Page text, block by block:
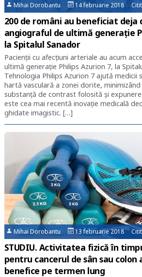
Mihai Dorobantu 14 februarie 2018
200 de români au beneficiat
angiograful de ultimă generație
la Spitalul Sanador
Pacienții cu afecțiuni arteriale au acum
ultimă generație Philips Azurion 7, la
Tehnologia Philips Azurion 7 ajută medicii
hartă vasculară a zonei dorite,
substanță de contrast folosită și
este cea mai recentă inovație medicală
ghidate imagistic. […]
Mihai Dorobantu 13 februarie 2018
STUDIU. Activitatea fizică în
pentru cancerul de sân sau
benefice pe termen lung